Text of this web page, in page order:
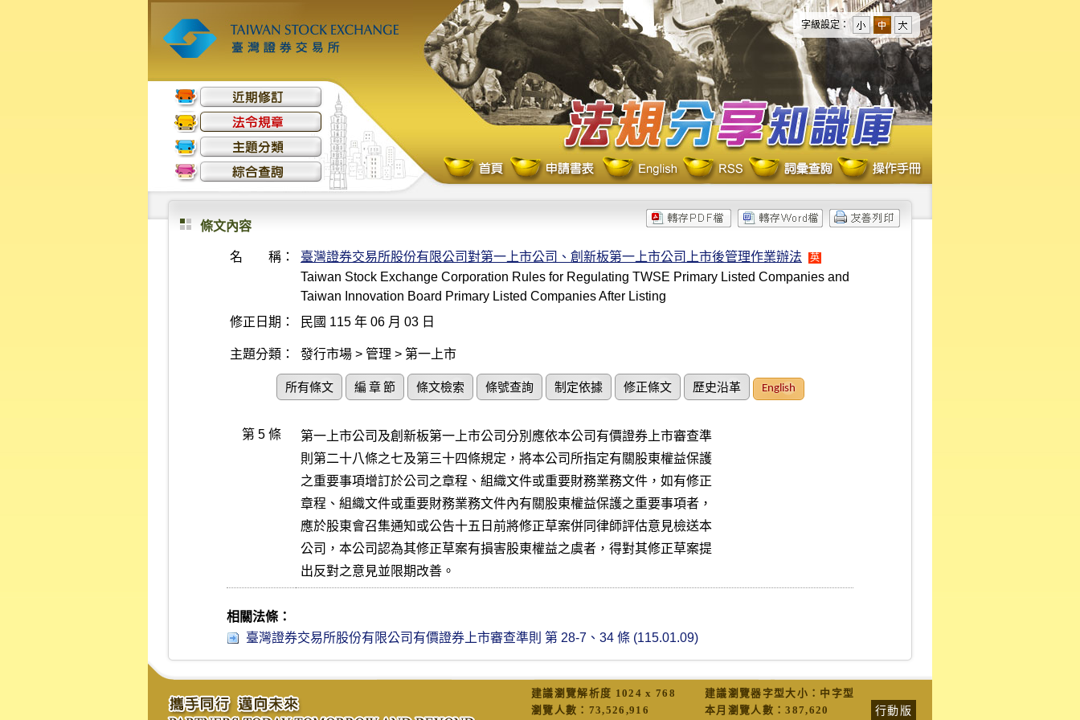
字級設定：
條文內容
名 稱： 臺灣證券交易所股份有限公司對第一上市公司、創新板第一上市公司上市後管理作業辦法 英
Taiwan Stock Exchange Corporation Rules for Regulating TWSE Primary Listed Companies and
Taiwan Innovation Board Primary Listed Companies After Listing
修正日期：
民國 115 年 06 月 03 日
主題分類： 發行市場 > 管理 > 第一上市
所有條文 編 章 節 條文檢索 條號查詢 制定依據 修正條文 歷史沿革 English
第 5 條
第一上市公司及創新板第一上市公司分別應依本公司有價證券上市審查準
則第二十八條之七及第三十四條規定，將本公司所指定有關股東權益保護
之重要事項增訂於公司之章程、組織文件或重要財務業務文件，如有修正
章程、組織文件或重要財務業務文件內有關股東權益保護之重要事項者，
應於股東會召集通知或公告十五日前將修正草案併同律師評估意見檢送本
公司，本公司認為其修正草案有損害股東權益之虞者，得對其修正草案提
出反對之意見並限期改善。
相關法條：
臺灣證券交易所股份有限公司有價證券上市審查準則 第 28-7、34 條 (115.01.09)
建議瀏覽解析度 1024 x 768 建議瀏覽器字型大小：中字型
行動版
瀏覽人數： 73,526,916 本月瀏覽人數：387,620